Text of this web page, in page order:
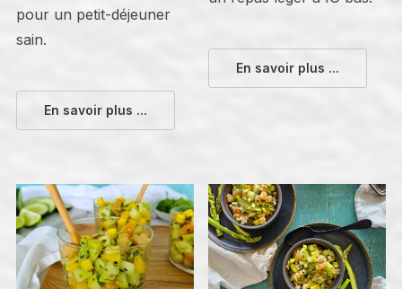
pour un petit-déjeuner
sain.
En savoir plus ...
En savoir plus ...